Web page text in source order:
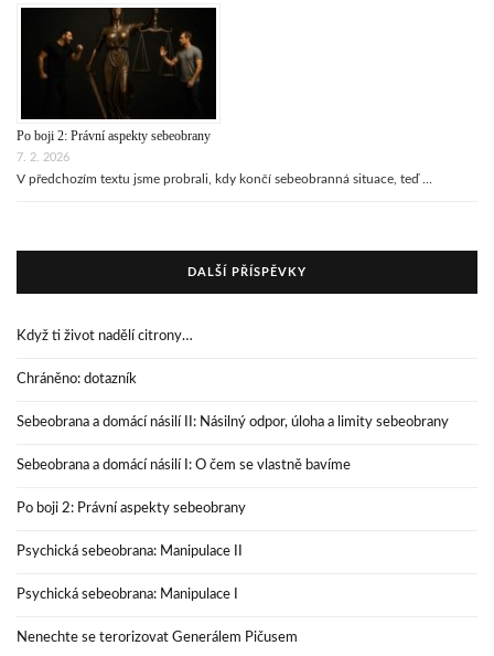
Po boji 2: Právní aspekty sebeobrany
7. 2. 2026
V předchozím textu jsme probrali, kdy končí sebeobranná situace, teď …
DALŠÍ PŘÍSPĚVKY
Když ti život nadělí citrony…
Chráněno: dotazník
Sebeobrana a domácí násilí II: Násilný odpor, úloha a limity sebeobrany
Sebeobrana a domácí násilí I: O čem se vlastně bavíme
Po boji 2: Právní aspekty sebeobrany
Psychická sebeobrana: Manipulace II
Psychická sebeobrana: Manipulace I
Nenechte se terorizovat Generálem Pičusem